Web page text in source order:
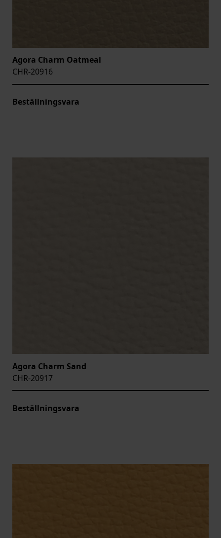
Agora Charm Oatmeal
CHR-20916
Beställningsvara
Agora Charm Sand
CHR-20917
Beställningsvara